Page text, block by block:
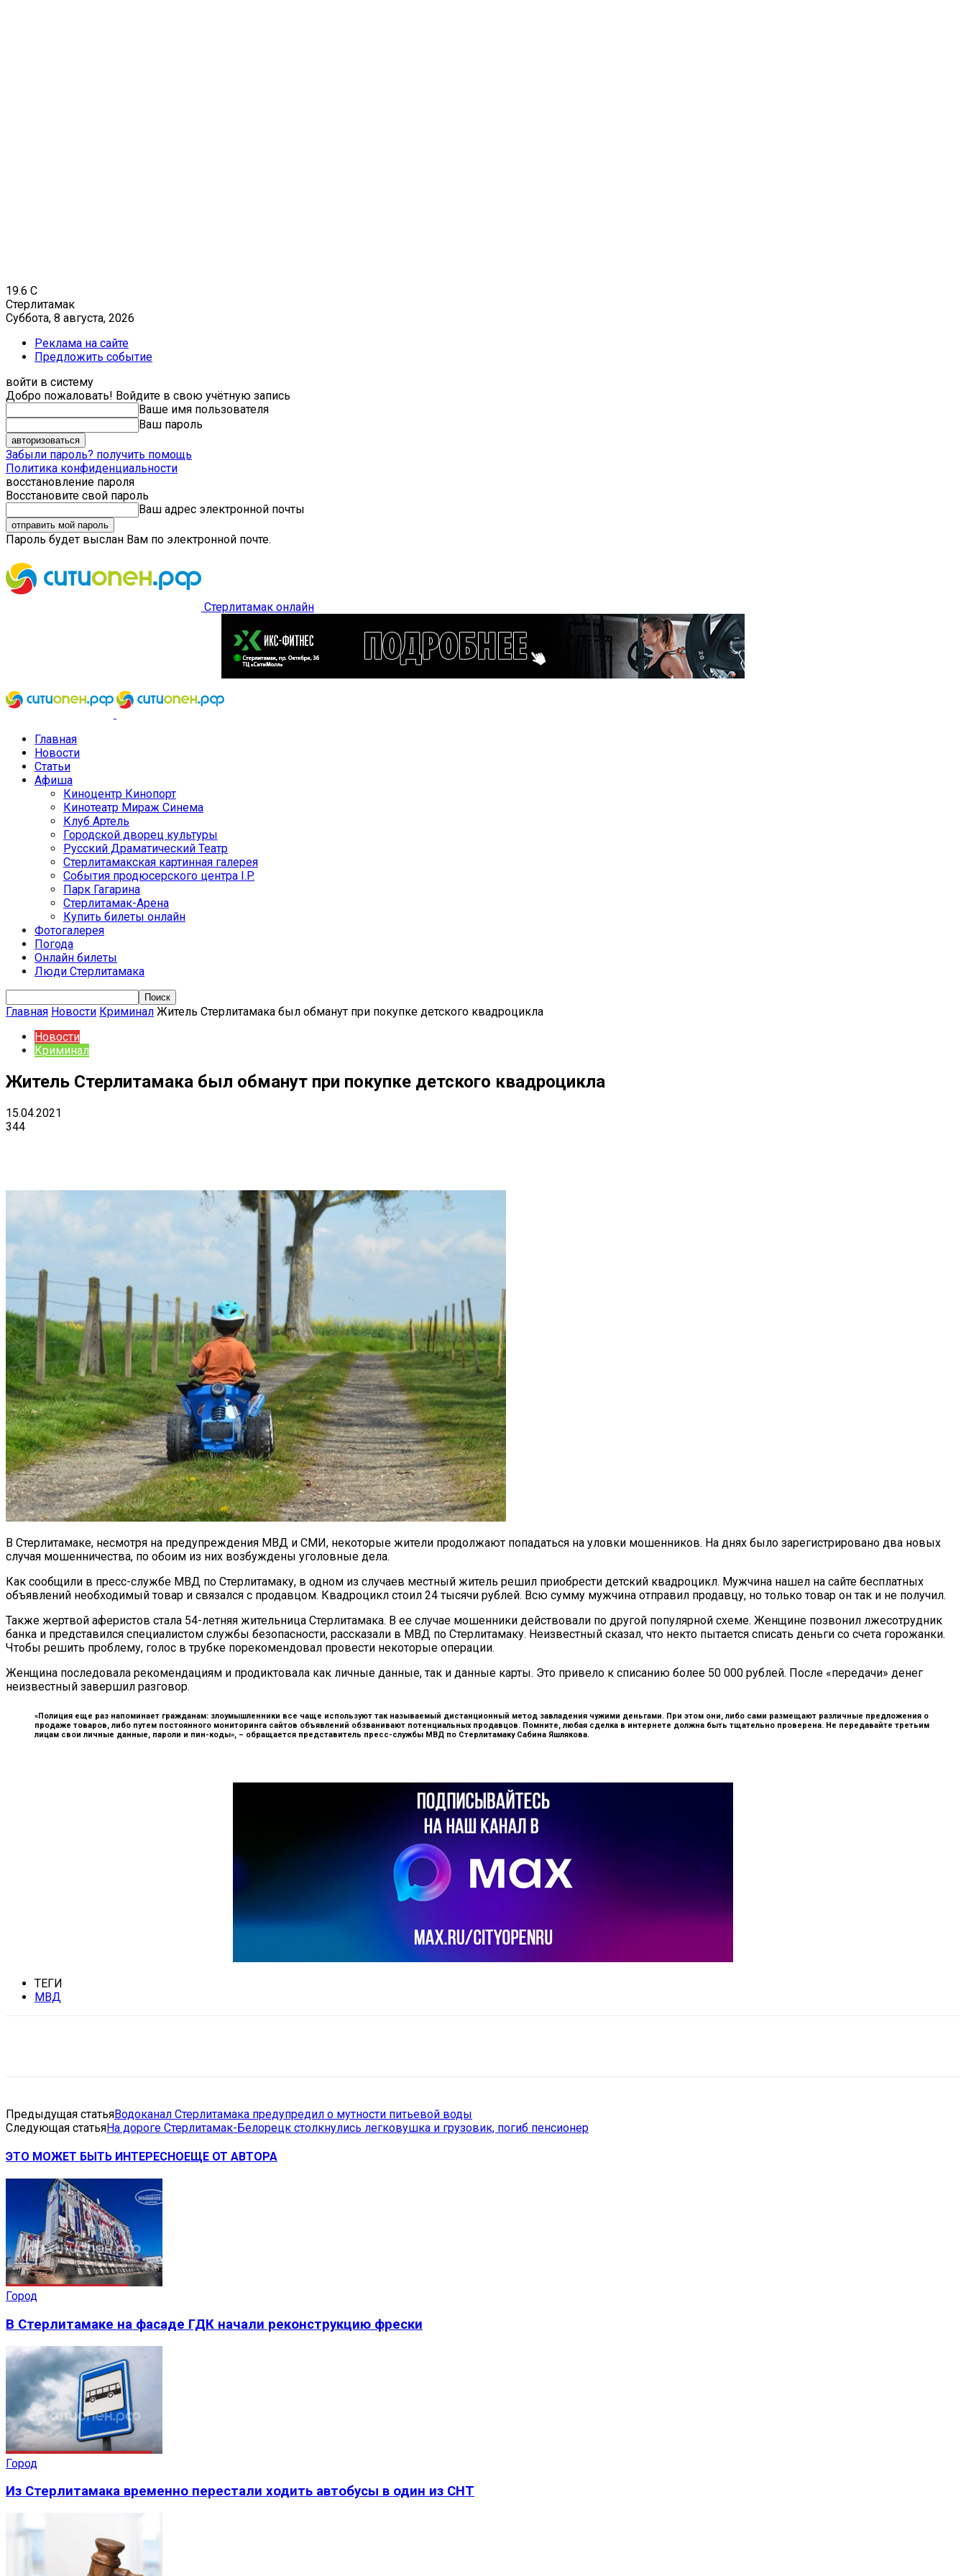
19.6 C
Стерлитамак
Суббота, 8 августа, 2026
Реклама на сайте
Предложить событие
войти в систему
Добро пожаловать! Войдите в свою учётную запись
Ваше имя пользователя
Ваш пароль
Забыли пароль? получить помощь
Политика конфиденциальности
восстановление пароля
Восстановите свой пароль
Ваш адрес электронной почты
Пароль будет выслан Вам по электронной почте.
Стерлитамак онлайн
Главная
Новости
Статьи
Афиша
Киноцентр Кинопорт
Кинотеатр Мираж Синема
Клуб Артель
Городской дворец культуры
Русский Драматический Театр
Стерлитамакская картинная галерея
События продюсерского центра I.P.
Парк Гагарина
Стерлитамак-Арена
Купить билеты онлайн
Фотогалерея
Погода
Онлайн билеты
Люди Стерлитамака
Главная Новости Криминал Житель Стерлитамака был обманут при покупке детского квадроцикла
Новости
Криминал
Житель Стерлитамака был обманут при покупке детского квадроцикла
15.04.2021
344
В Стерлитамаке, несмотря на предупреждения МВД и СМИ, некоторые жители продолжают попадаться на уловки мошенников. На днях было зарегистрировано два новых
случая мошенничества, по обоим из них возбуждены уголовные дела.
Как сообщили в пресс-службе МВД по Стерлитамаку, в одном из случаев местный житель решил приобрести детский квадроцикл. Мужчина нашел на сайте бесплатных
объявлений необходимый товар и связался с продавцом. Квадроцикл стоил 24 тысячи рублей. Всю сумму мужчина отправил продавцу, но только товар он так и не получил.
Также жертвой аферистов стала 54-летняя жительница Стерлитамака. В ее случае мошенники действовали по другой популярной схеме. Женщине позвонил лжесотрудник
банка и представился специалистом службы безопасности, рассказали в МВД по Стерлитамаку. Неизвестный сказал, что некто пытается списать деньги со счета горожанки.
Чтобы решить проблему, голос в трубке порекомендовал провести некоторые операции.
Женщина последовала рекомендациям и продиктовала как личные данные, так и данные карты. Это привело к списанию более 50 000 рублей. После «передачи» денег
неизвестный завершил разговор.
«Полиция еще раз напоминает гражданам: злоумышленники все чаще используют так называемый дистанционный метод завладения чужими деньгами. При этом они, либо сами размещают различные предложения о
продаже товаров, либо путем постоянного мониторинга сайтов объявлений обзванивают потенциальных продавцов. Помните, любая сделка в интернете должна быть тщательно проверена. Не передавайте третьим
лицам свои личные данные, пароли и пин-коды», – обращается представитель пресс-службы МВД по Стерлитамаку Сабина Яшлякова.
ТЕГИ
МВД
Предыдущая статьяВодоканал Стерлитамака предупредил о мутности питьевой воды
Следующая статьяНа дороге Стерлитамак-Белорецк столкнулись легковушка и грузовик, погиб пенсионер
ЭТО МОЖЕТ БЫТЬ ИНТЕРЕСНОЕЩЕ ОТ АВТОРА
Город
В Стерлитамаке на фасаде ГДК начали реконструкцию фрески
Город
Из Стерлитамака временно перестали ходить автобусы в один из СНТ